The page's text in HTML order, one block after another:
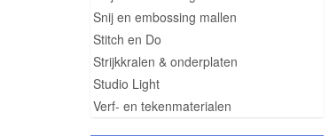
Snij en embossing mallen
Stitch en Do
Strijkkralen & onderplaten
Studio Light
Verf- en tekenmaterialen